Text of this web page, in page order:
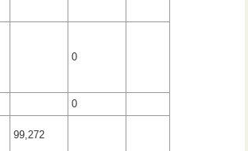
0
0
99,272